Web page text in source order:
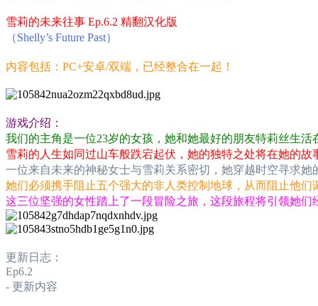
雪莉的未来往事 Ep.6.2 精翻汉化版
（Shelly’s Future Past）
内容包括：PC+安卓/双端，已经整合在一起！
游戏介绍：
我们的主角是一位23岁的女孩，她和她最好的朋友特莉丝生活
雪莉的人生如同过山车般跌宕起伏，她的独特之处将在她的故
一位来自未来的神秘女士与雪莉关系密切，她穿越时空寻求她
她们必须携手阻止五个强大的非人类控制地球，从而阻止他
这三位坚强的女性踏上了一段冒险之旅，这段旅程将引领她们
更新日志：
Ep6.2
- 更新内容